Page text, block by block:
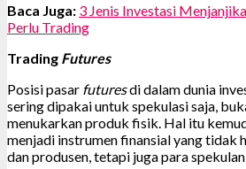
Baca Juga: 3 Jenis Investasi
Perlu Trading
Trading Futures
Posisi pasar futuresdi dalam dunia
sering dipakai untuk spekulasi saja,
menukarkan produk fisik. Hal itu
menjadi instrumen finansial yang tidak
dan produsen, tetapi juga para spekulan